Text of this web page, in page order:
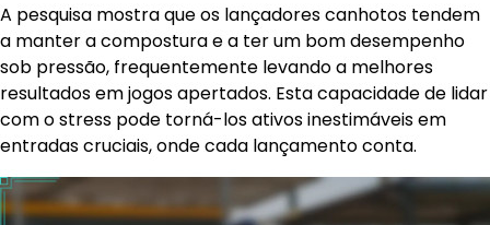
A pesquisa mostra que os lançadores canhotos tendem
a manter a compostura e a ter um bom desempenho
sob pressão, frequentemente levando a melhores
resultados em jogos apertados. Esta capacidade de lidar
com o stress pode torná-los ativos inestimáveis em
entradas cruciais, onde cada lançamento conta.